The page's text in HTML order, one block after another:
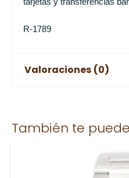
R-1789
Valoraciones (0)
Solo los usuarios
También te